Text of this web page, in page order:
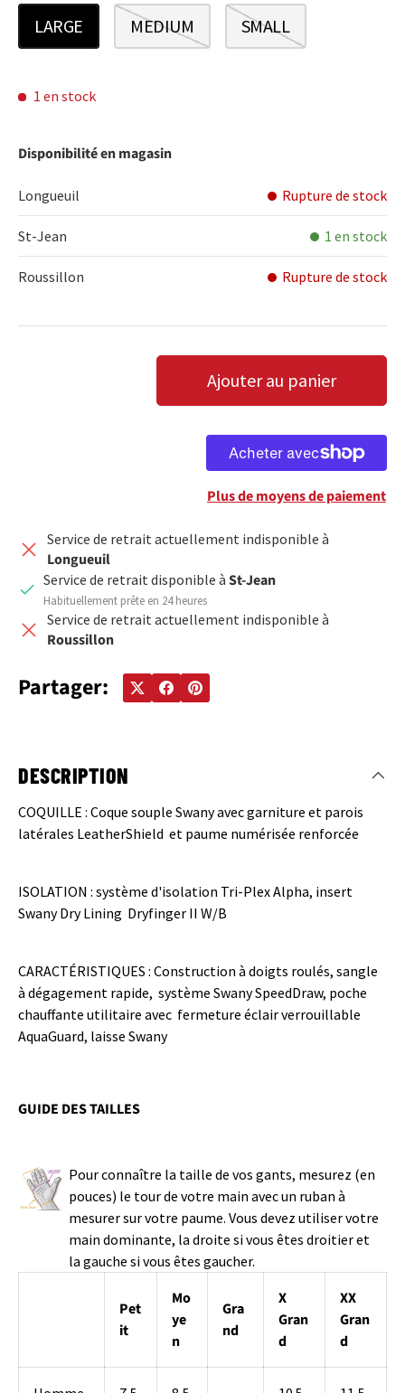
LARGE MEDIUM SMALL
1 en stock
Disponibilité en magasin
Longueuil Rupture de stock
St-Jean 1 en stock
Roussillon Rupture de stock
DIMINUER LA QUANTITÉ
AUGMENTER LA QUANTITÉ
Ajouter au panier
Plus de moyens de paiement
Service de retrait actuellement indisponible à
Longueuil
Service de retrait disponible à St-Jean
Habituellement prête en 24 heures
Service de retrait actuellement indisponible à
Roussillon
Partager:
DESCRIPTION
COQUILLE : Coque souple Swany avec garniture et parois
latérales LeatherShield et paume numérisée renforcée
ISOLATION : système d'isolation Tri-Plex Alpha, insert
Swany Dry Lining Dryfinger II W/B
CARACTÉRISTIQUES : Construction à doigts roulés, sangle
à dégagement rapide, système Swany SpeedDraw, poche
chauffante utilitaire avec fermeture éclair verrouillable
AquaGuard, laisse Swany
GUIDE DES TAILLES
Pour connaître la taille de vos gants, mesurez (en
pouces) le tour de votre main avec un ruban à
mesurer sur votre paume. Vous devez utiliser votre
main dominante, la droite si vous êtes droitier et
la gauche si vous êtes gaucher.
Pet
it
Mo
ye
n
Gra
nd
X
Gran
d
XX
Gran
d